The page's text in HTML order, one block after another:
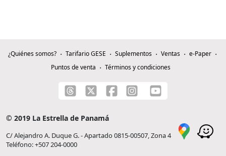
¿Quiénes somos? Tarifario GESE Suplementos Ventas
e-Paper
Puntos de venta
Términos y condiciones
© 2019 La Estrella de Panamá
C/ Alejandro A. Duque G. - Apartado 0815-00507, Zona 4
Teléfono: +507 204-0000